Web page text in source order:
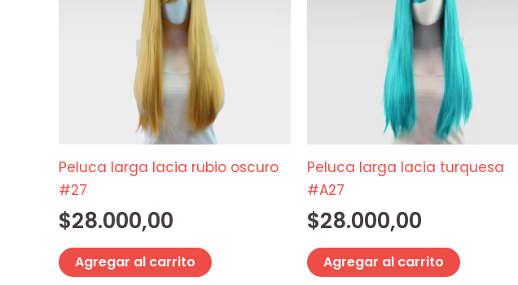
Peluca larga lacia rubio oscuro
#27
$28.000,00
Agregar al carrito
Peluca larga lacia turquesa
#A27
$28.000,00
Agregar al carrito